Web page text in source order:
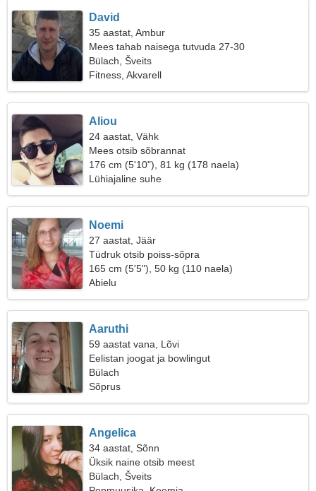
David
35 aastat, Ambur
Mees tahab naisega tutvuda 27-30
Bülach, Šveits
Fitness, Akvarell
Aliou
24 aastat, Vähk
Mees otsib sõbrannat
176 cm (5'10"), 81 kg (178 naela)
Lühiajaline suhe
Noemi
27 aastat, Jäär
Tüdruk otsib poiss-sõpra
165 cm (5'5"), 50 kg (110 naela)
Abielu
Aaruthi
59 aastat vana, Lõvi
Eelistan joogat ja bowlingut
Bülach
Sõprus
Angelica
34 aastat, Sõnn
Üksik naine otsib meest
Bülach, Šveits